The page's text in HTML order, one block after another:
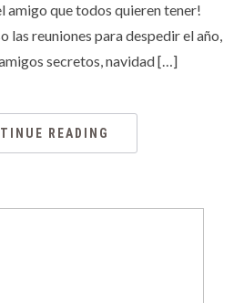
amigo que todos quieren tener!
las reuniones para despedir el año,
secretos, navidad […]
READING